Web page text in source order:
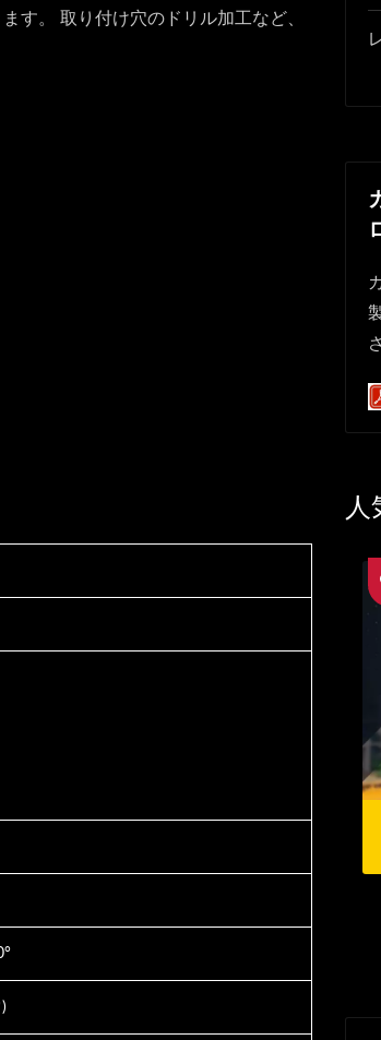
す。 取り付け穴のドリル加工など、
人
ビデオインターホン